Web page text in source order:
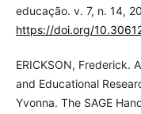
educação. v. 7, n. 14,
https://doi.org/
ERICKSON, Frederick.
and Educational
Yvonna. The SAGE